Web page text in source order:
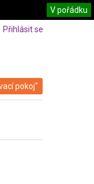
Přihlásit se
pokoj"
V pořádku